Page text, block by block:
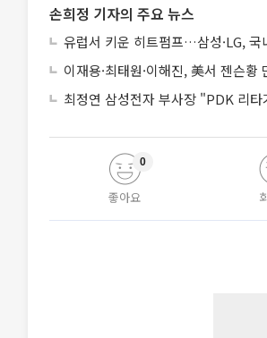
손희정 기자의 주요 뉴스
유럽서 키운 히트펌프…삼성·LG, 국
이재용·최태원·이해진, 美서 젠슨
최정연 삼성전자 부사장 "PDK 리
좋아요
0